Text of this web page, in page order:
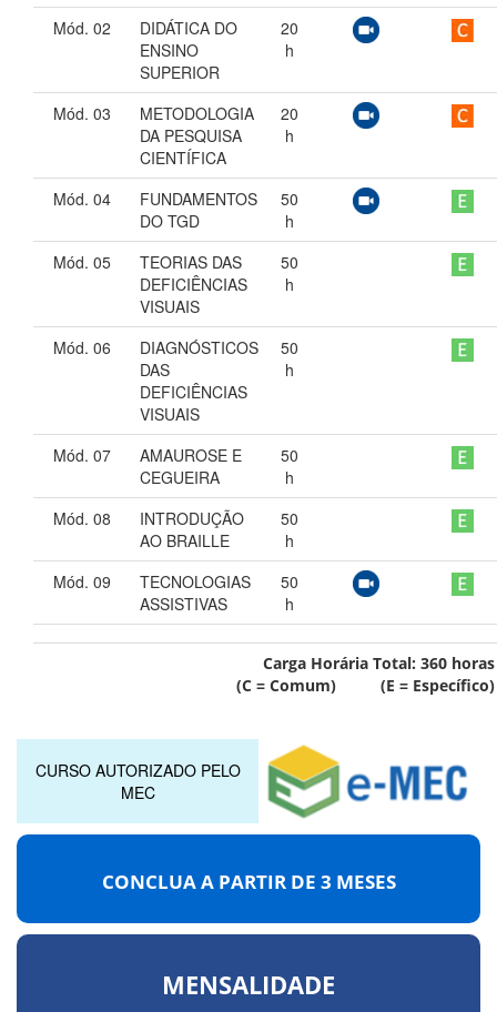
Mód. 02
DIDÁTICA DO
ENSINO
SUPERIOR
20
h
Mód. 03
METODOLOGIA
DA PESQUISA
CIENTÍFICA
20
h
Mód. 04
FUNDAMENTOS
DO TGD
50
h
Mód. 05
TEORIAS DAS
DEFICIÊNCIAS
VISUAIS
50
h
Mód. 06
DIAGNÓSTICOS
DAS
DEFICIÊNCIAS
VISUAIS
50
h
Mód. 07
AMAUROSE E
CEGUEIRA
50
h
Mód. 08
INTRODUÇÃO
AO BRAILLE
50
h
Mód. 09
TECNOLOGIAS
ASSISTIVAS
50
h
Carga Horária Total: 360 horas
(C = Comum) (E = Específico)
CURSO AUTORIZADO PELO
MEC
CONCLUA A PARTIR DE 3 MESES
MENSALIDADE